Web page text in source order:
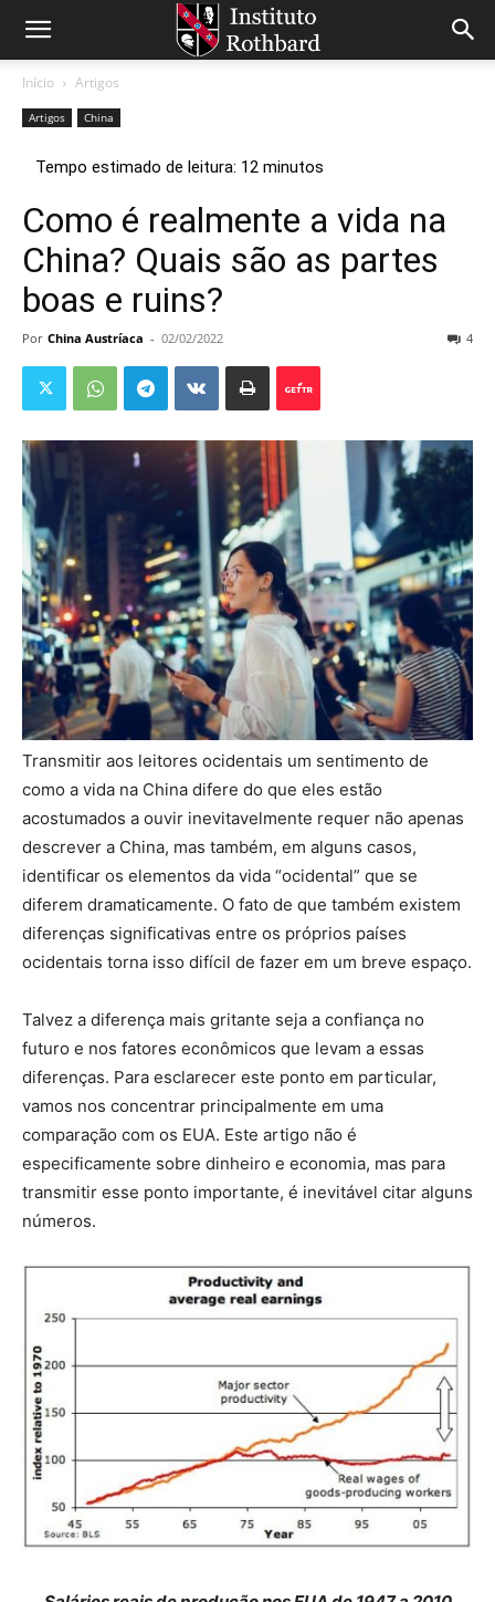
Início Artigos
Artigos China
Como é realmente a vida na
China? Quais são as partes
boas e ruins?
Por China Austríaca - 02/02/2022 4
Transmitir aos leitores ocidentais um sentimento de
como a vida na China difere do que eles estão
acostumados a ouvir inevitavelmente requer não apenas
descrever a China, mas também, em alguns casos,
identificar os elementos da vida “ocidental” que se
diferem dramaticamente. O fato de que também existem
diferenças significativas entre os próprios países
ocidentais torna isso difícil de fazer em um breve espaço.
Talvez a diferença mais gritante seja a confiança no
futuro e nos fatores econômicos que levam a essas
diferenças. Para esclarecer este ponto em particular,
vamos nos concentrar principalmente em uma
comparação com os EUA. Este artigo não é
especificamente sobre dinheiro e economia, mas para
transmitir esse ponto importante, é inevitável citar alguns
números.